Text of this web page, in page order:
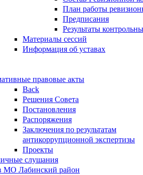
План работы
Предписания
Результаты
Материалы сессий
Информация об уставах
правовые акты
Back
Решения Совета
Постановления
Распоряжения
Заключения по результатам
антикоррупционной экспертизы
Проекты
слушания
МО Лабинский район